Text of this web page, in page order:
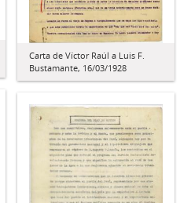
Carta de Víctor Raúl a Luis F.
Bustamante, 16/03/1928